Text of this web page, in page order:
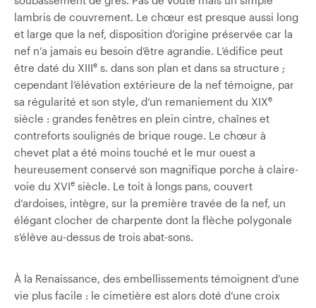
lambris de couvrement. Le chœur est presque aussi long
et large que la nef, disposition d’origine préservée car la
nef n’a jamais eu besoin d’être agrandie. L’édifice peut
être daté du XIIIe s. dans son plan et dans sa structure ;
cependant l’élévation extérieure de la nef témoigne, par
sa régularité et son style, d’un remaniement du XIXe
siècle : grandes fenêtres en plein cintre, chaînes et
contreforts soulignés de brique rouge. Le chœur à
chevet plat a été moins touché et le mur ouest a
heureusement conservé son magnifique porche à claire-
voie du XVIe siècle. Le toit à longs pans, couvert
d’ardoises, intègre, sur la première travée de la nef, un
élégant clocher de charpente dont la flèche polygonale
s’élève au-dessus de trois abat-sons.
À la Renaissance, des embellissements témoignent d’une
vie plus facile : le cimetière est alors doté d’une croix